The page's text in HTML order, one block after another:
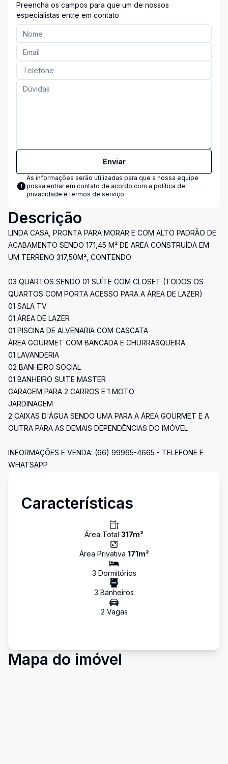
Preencha os campos para que um de nossos
especialistas entre em contato
Enviar
As informações serão utilizadas para que a nossa equipe
possa entrar em contato de acordo com a política de
privacidade e termos de serviço
Descrição
LINDA CASA, PRONTA PARA MORAR E COM ALTO PADRÃO DE
ACABAMENTO SENDO 171,45 M² DE AREA CONSTRUÍDA EM
UM TERRENO 317,50M², CONTENDO:
03 QUARTOS SENDO 01 SUÍTE COM CLOSET (TODOS OS
QUARTOS COM PORTA ACESSO PARA A ÁREA DE LAZER)
01 SALA TV
01 ÁREA DE LAZER
01 PISCINA DE ALVENARIA COM CASCATA
ÁREA GOURMET COM BANCADA E CHURRASQUEIRA
01 LAVANDERIA
02 BANHEIRO SOCIAL
01 BANHEIRO SUITE MASTER
GARAGEM PARA 2 CARROS E 1 MOTO
JARDINAGEM
2 CAIXAS D'ÁGUA SENDO UMA PARA A ÁREA GOURMET E A
OUTRA PARA AS DEMAIS DEPENDÊNCIAS DO IMÓVEL
INFORMAÇÕES E VENDA: (66) 99965-4665 - TELEFONE E
WHATSAPP
Características
Área Total 317m²
Área Privativa 171m²
3 Dormitórios
3 Banheiros
2 Vagas
Mapa do imóvel